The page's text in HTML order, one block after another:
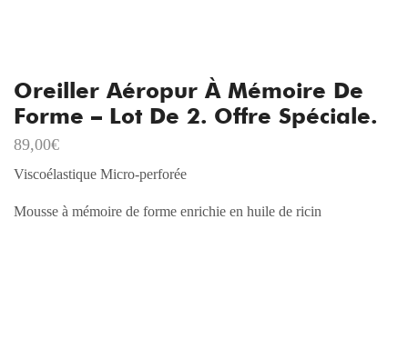
Oreiller Aéropur À Mémoire De
Forme – Lot De 2. Offre Spéciale.
89,00€
Viscoélastique Micro-perforée
Mousse à mémoire de forme enrichie en huile de ricin